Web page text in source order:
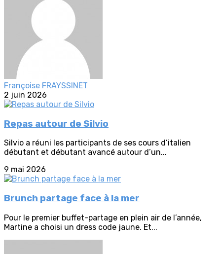
Françoise FRAYSSINET
2 juin 2026
Repas autour de Silvio
Silvio a réuni les participants de ses cours d’italien
débutant et débutant avancé autour d’un...
9 mai 2026
Brunch partage face à la mer
Pour le premier buffet-partage en plein air de l’année,
Martine a choisi un dress code jaune. Et...